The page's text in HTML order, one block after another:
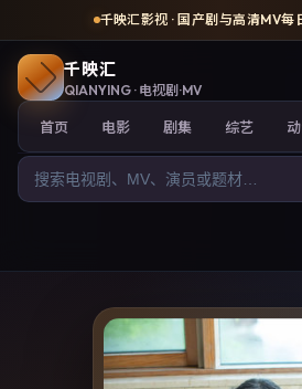
千映汇影视 · 国产剧与高清MV每
千映汇
QIANYING · 电视剧·MV
首页 电影 剧集 综艺